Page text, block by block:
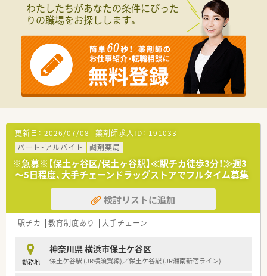
■今回は週32時間以上のパート募集ですが、
将来常勤や管理薬剤師を担える方歓迎です！
わたしたちがあなたの条件にぴった
りの職場をお探しします。
更新日： 2026/07/08 薬剤師求人ID： 191033
パート・アルバイト
調剤薬局
※急募※【保土ヶ谷区/保土ヶ谷駅】≪駅チカ徒歩3分！≫週3
～5日程度、大手チェーンドラッグストアでフルタイム募集
検討リストに追加
駅チカ 教育制度あり 大手チェーン
勤務地
神奈川県 横浜市保土ケ谷区
保土ケ谷駅 (JR横須賀線)／保土ケ谷駅 (JR湘南新宿ライン)